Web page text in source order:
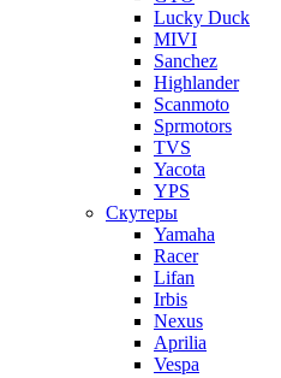
Lucky Duck
MIVI
Sanchez
Highlander
Scanmoto
Sprmotors
TVS
Yacota
YPS
Скутеры
Yamaha
Racer
Lifan
Irbis
Nexus
Aprilia
Vespa